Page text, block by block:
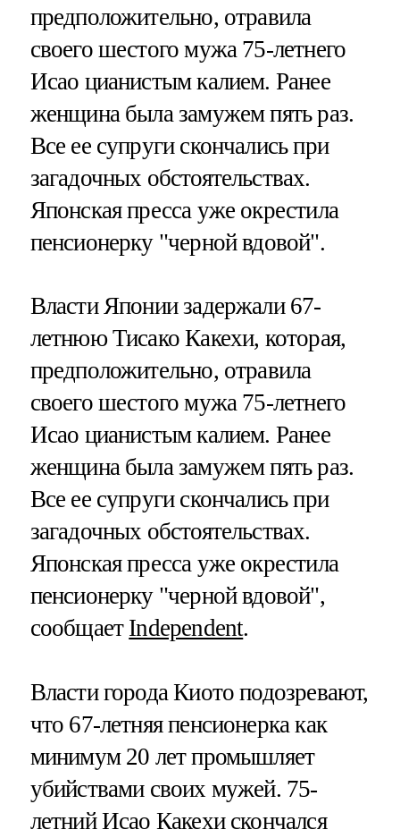
предположительно, отравила
своего шестого мужа 75-летнего
Исао цианистым калием. Ранее
женщина была замужем пять раз.
Все ее супруги скончались при
загадочных обстоятельствах.
Японская пресса уже окрестила
пенсионерку "черной вдовой".
Власти Японии задержали 67-
летнюю Тисако Какехи, которая,
предположительно, отравила
своего шестого мужа 75-летнего
Исао цианистым калием. Ранее
женщина была замужем пять раз.
Все ее супруги скончались при
загадочных обстоятельствах.
Японская пресса уже окрестила
пенсионерку "черной вдовой",
сообщает Independent.
Власти города Киото подозревают,
что 67-летняя пенсионерка как
минимум 20 лет промышляет
убийствами своих мужей. 75-
летний Исао Какехи скончался